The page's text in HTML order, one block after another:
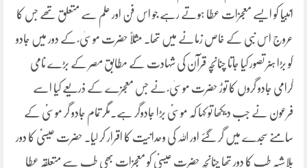
انبیا کو ایسے معجزات عطا ہوتے رہے جو اس فن اور علم سے متعلق تھے جس کا
عروج اس نبی کے خاص زمانے میں تھا۔ مثلاً حضرت موسیٰ ؑ کے دور میں جادو
کو بڑا ہنر تصور کیا جاتا چنانچہ قرآن کی شہادت کے مطابق مصر کے بڑے نامی
گرامی جادو گروں کا توڑ حضرت موسیٰ ؑ نے جس معجزے کے ذریعے کیا اسے
فرعون نے جب دیکھا تو کہا کہ موسیٰؑ بڑا جادوگر ہے۔مگر تمام جادو گر موسیٰؑ کے
سامنے سجدے میں گر گئے اور اللہ کی وحدانیت کا اقرار کر لیا۔ حضرت عیسیٰؑ کا دور
بلاشبہ طب کا دور تھا چنانچہ حضرت عیسیٰؑ کو معجزات بھی طب سے متعلقہ عطا